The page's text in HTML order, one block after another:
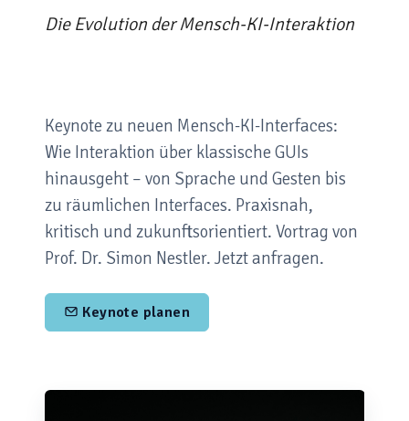
Die Evolution der Mensch-KI-Interaktion
Keynote zu neuen Mensch-KI-Interfaces:
Wie Interaktion über klassische GUIs
hinausgeht – von Sprache und Gesten bis
zu räumlichen Interfaces. Praxisnah,
kritisch und zukunftsorientiert. Vortrag von
Prof. Dr. Simon Nestler. Jetzt anfragen.
Keynote planen